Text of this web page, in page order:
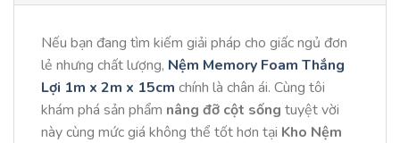
Nếu bạn đang tìm kiếm giải pháp cho giấc ngủ đơn
lẻ nhưng chất lượng, Nệm Memory Foam Thắng
Lợi 1m x 2m x 15cm chính là chân ái. Cùng tôi
khám phá sản phẩm nâng đỡ cột sống tuyệt vời
này cùng mức giá không thể tốt hơn tại Kho Nệm